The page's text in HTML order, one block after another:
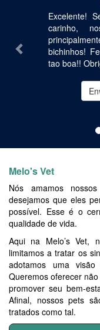
Excelente!
carinho,
bichinhos!
tao boa!!
Melo's Vet
Nós amamos
desejamos que eles
possível. Esse é o
qualidade de vida.
Aqui na Melo’s Vet,
limitamos a tratar os
adotamos uma
Queremos oferecer
promover seu bem-
Afinal, nossos pets
tratados como tal.